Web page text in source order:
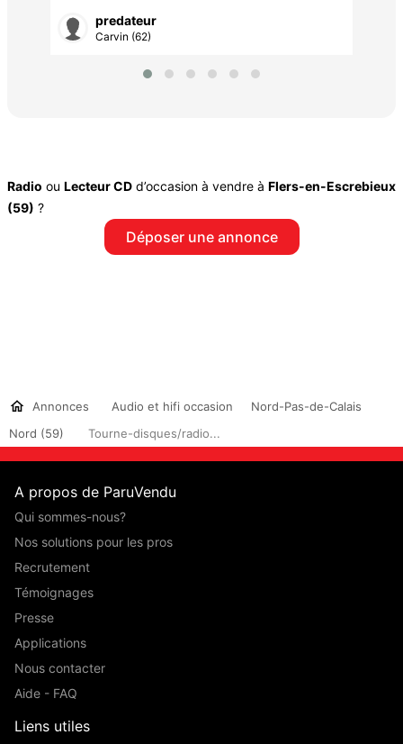
predateur
Carvin (62)
Radio ou Lecteur CD d’occasion à vendre à Flers-en-Escrebieux
(59) ?
Déposer une annonce
Annonces Audio et hifi occasion
Nord-Pas-de-Calais
Nord (59)
Tourne-disques/radio...
A propos de ParuVendu
Qui sommes-nous?
Nos solutions pour les pros
Recrutement
Témoignages
Presse
Applications
Nous contacter
Aide - FAQ
Liens utiles